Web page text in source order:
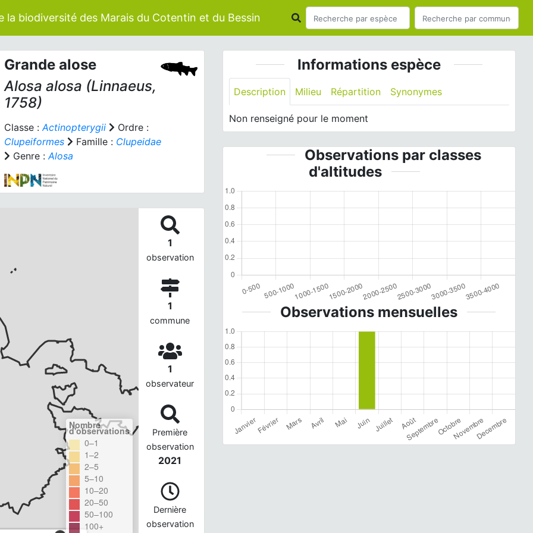
la biodiversité des Marais du Cotentin et du Bessin
Grande alose
Alosa alosa (Linnaeus,
1758)
Classe :Actinopterygii
Ordre :
Clupeiformes
Famille : Clupeidae
Genre :Alosa
Nombre
d'observations
0–1
1–2
2–5
5–10
10–20
20–50
50–100
100+
1
observation
1
commune
1
observateur
Première
observation
2021
Dernière
observation
Informations espèce
Description Milieu Répartition Synonymes
Non renseigné pour le moment
Observations par classes
d'altitudes
Observations mensuelles